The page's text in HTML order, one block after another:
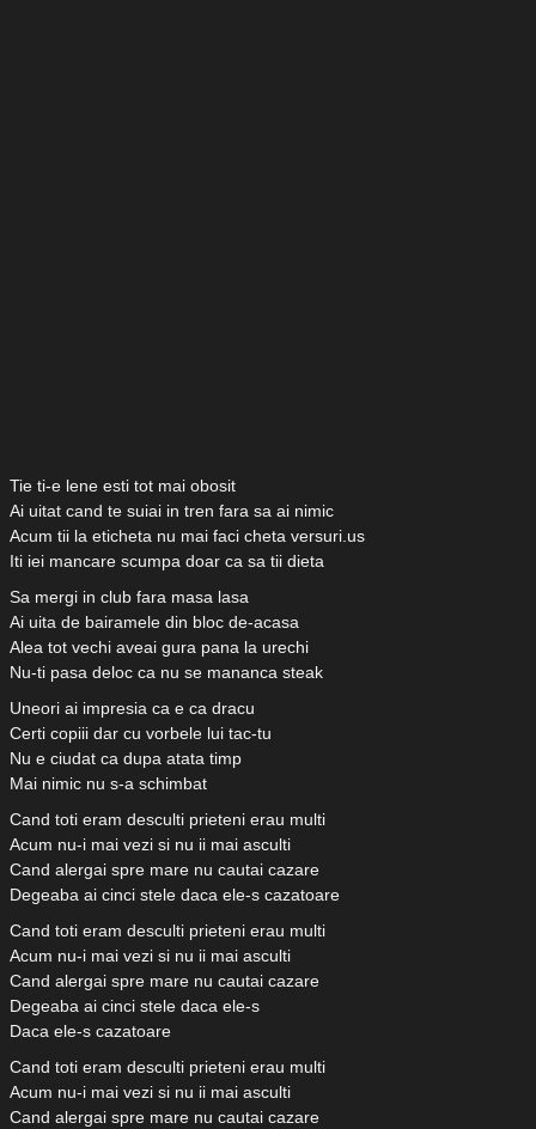
Tie ti-e lene esti tot mai obosit
Ai uitat cand te suiai in tren fara sa ai nimic
Acum tii la eticheta nu mai faci cheta versuri.us
Iti iei mancare scumpa doar ca sa tii dieta
Sa mergi in club fara masa lasa
Ai uita de bairamele din bloc de-acasa
Alea tot vechi aveai gura pana la urechi
Nu-ti pasa deloc ca nu se mananca steak
Uneori ai impresia ca e ca dracu
Certi copiii dar cu vorbele lui tac-tu
Nu e ciudat ca dupa atata timp
Mai nimic nu s-a schimbat
Cand toti eram desculti prieteni erau multi
Acum nu-i mai vezi si nu ii mai asculti
Cand alergai spre mare nu cautai cazare
Degeaba ai cinci stele daca ele-s cazatoare
Cand toti eram desculti prieteni erau multi
Acum nu-i mai vezi si nu ii mai asculti
Cand alergai spre mare nu cautai cazare
Degeaba ai cinci stele daca ele-s
Daca ele-s cazatoare
Cand toti eram desculti prieteni erau multi
Acum nu-i mai vezi si nu ii mai asculti
Cand alergai spre mare nu cautai cazare